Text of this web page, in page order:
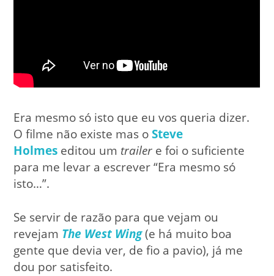
Era mesmo só isto que eu vos queria dizer.
O filme não existe mas oSteve
Holmes editou um trailer e foi o suficiente
para me levar a escrever “Era mesmo só
isto…”.
Se servir de razão para que vejam ou
revejam The West Wing(e há muito boa
gente que devia ver, de fio a pavio), já me
dou por satisfeito.